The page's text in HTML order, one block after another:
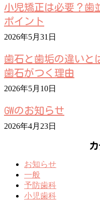
小児矯正は必要？歯
ポイント
2026年5月31日
歯石と歯垢の違いと
歯石がつく理由
2026年5月10日
GWのお知らせ
2026年4月23日
お知らせ
一般
予防歯科
小児歯科